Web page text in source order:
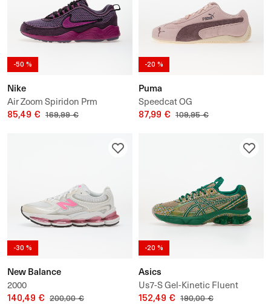
-50 %
Nike
Air Zoom Spiridon Prm
85,49 € 169,99 €
-20 %
Puma
Speedcat OG
87,99 € 109,95 €
-30 %
New Balance
2000
140,49 € 200,00 €
-20 %
Asics
Us7-S Gel-Kinetic Fluent
152,49 € 190,00 €